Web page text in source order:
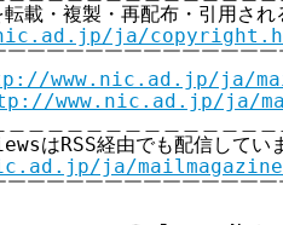
・複製・再配布・引用され
ja/
￣￣￣￣￣￣￣￣￣￣￣￣
www.nic.ad.jp/ja/
www.nic.ad.jp/ja/
はRSS経由でも配信して
ja/
￣￣￣￣￣￣￣￣￣￣￣￣